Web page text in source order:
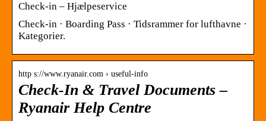
Check-in – Hjælpeservice
Check-in · Boarding Pass · Tidsrammer for lufthavne ·
Kategorier.
http s://www.ryanair.com › useful-info
Check-In & Travel Documents –
Ryanair Help Centre